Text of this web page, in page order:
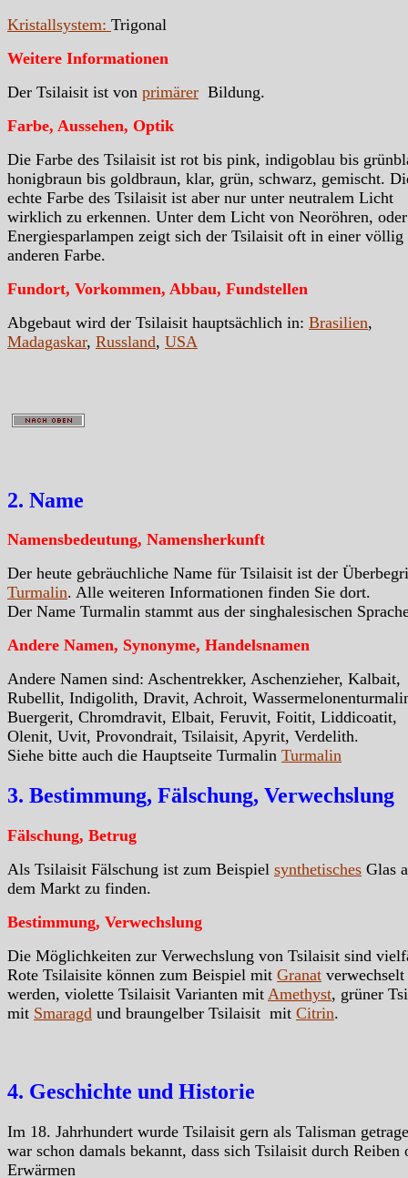
Kristallsystem: Trigonal
Weitere Informationen
Der Tsilaisit ist von primärer Bildung.
Farbe, Aussehen, Optik
Die Farbe des Tsilaisit ist rot bis pink, indigoblau bis
honigbraun bis goldbraun, klar, grün, schwarz, gemischt.
echte Farbe des Tsilaisit ist aber nur unter neutralem Licht
wirklich zu erkennen. Unter dem Licht von Neoröhren, oder
Energiesparlampen zeigt sich der Tsilaisit oft in einer völlig
anderen Farbe.
Fundort, Vorkommen, Abbau, Fundstellen
Abgebaut wird der Tsilaisit hauptsächlich in: Brasilien,
Madagaskar, Russland, USA
2. Name
Namensbedeutung, Namensherkunft
Der heute gebräuchliche Name für Tsilaisit ist der
Turmalin. Alle weiteren Informationen finden Sie dort.
Der Name Turmalin stammt aus der singhalesischen
Andere Namen, Synonyme, Handelsnamen
Andere Namen sind: Aschentrekker, Aschenzieher, Kalbait,
Rubellit, Indigolith, Dravit, Achroit,
Buergerit, Chromdravit, Elbait, Feruvit, Foitit, Liddicoatit,
Olenit, Uvit, Provondrait, Tsilaisit, Apyrit, Verdelith.
Siehe bitte auch die Hauptseite Turmalin Turmalin
3. Bestimmung, Fälschung, Verwechslung
Fälschung, Betrug
Als Tsilaisit Fälschung ist zum Beispiel synthetisches Glas
dem Markt zu finden.
Bestimmung, Verwechslung
Die Möglichkeiten zur Verwechslung von Tsilaisit sind
Rote Tsilaisite können zum Beispiel mit Granat verwechselt
werden, violette Tsilaisit Varianten mit Amethyst, grüner
mit Smaragd und braungelber Tsilaisit mit Citrin.
4. Geschichte und Historie
Im 18. Jahrhundert wurde Tsilaisit gern als Talisman
war schon damals bekannt, dass sich Tsilaisit durch Reiben
Erwärmen